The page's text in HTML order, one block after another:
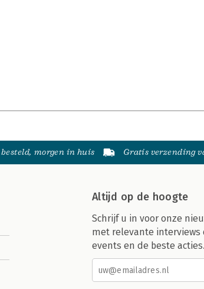
morgen in huis Gratis verzending
Altijd op de hoogte
Schrijf u in voor onze
met relevante interviews
events en de beste acties.